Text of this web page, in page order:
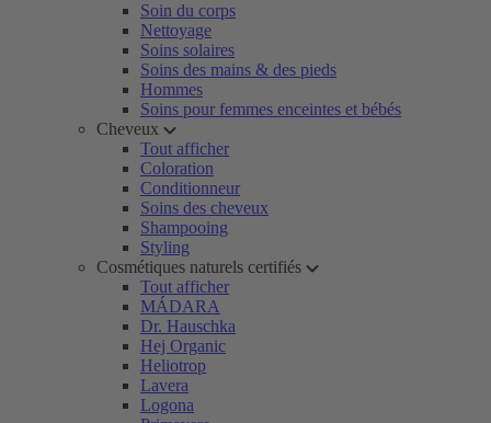
Soin du corps
Nettoyage
Soins solaires
Soins des mains & des pieds
Hommes
Soins pour femmes enceintes et bébés
Cheveux
Tout afficher
Coloration
Conditionneur
Soins des cheveux
Shampooing
Styling
Cosmétiques naturels certifiés
Tout afficher
MÁDARA
Dr. Hauschka
Hej Organic
Heliotrop
Lavera
Logona